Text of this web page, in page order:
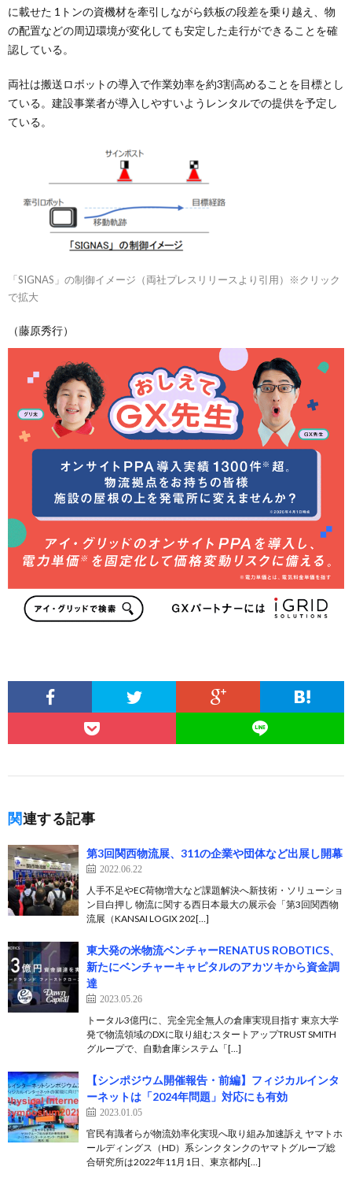
に載せた 1トンの資機材を牽引しながら鉄板の段差を乗り越え、物
の配置などの周辺環境が変化しても安定した走行ができることを確
認している。
両社は搬送ロボットの導入で作業効率を約3割高めることを目標とし
ている。建設事業者が導入しやすいようレンタルでの提供を予定し
ている。
「SIGNAS」の制御イメージ（両社プレスリリースより引用）※クリック
で拡大
（藤原秀行）
関連する記事
第3回関西物流展、311の企業や団体など出展し開幕
2022.06.22
人手不足やEC荷物増大など課題解決へ新技術・ソリューショ
ン目白押し 物流に関する西日本最大の展示会「第3回関西物
流展（KANSAI LOGIX 202[…]
東大発の米物流ベンチャーRENATUS ROBOTICS、
新たにベンチャーキャピタルのアカツキから資金調
達
2023.05.26
トータル3億円に、完全完全無人の倉庫実現目指す 東京大学
発で物流領域のDXに取り組むスタートアップTRUST SMITH
グループで、自動倉庫システム「[…]
【シンポジウム開催報告・前編】フィジカルインタ
ーネットは「2024年問題」対応にも有効
2023.01.05
官民有識者らが物流効率化実現へ取り組み加速訴え ヤマトホ
ールディングス（HD）系シンクタンクのヤマトグループ総
合研究所は2022年11月1日、東京都内[…]